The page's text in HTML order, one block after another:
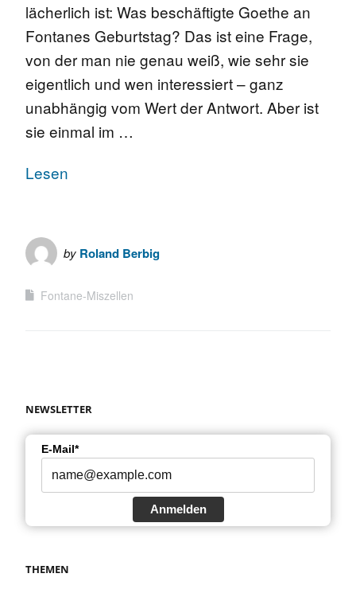
lächerlich ist: Was beschäftigte Goethe an
Fontanes Geburtstag? Das ist eine Frage,
von der man nie genau weiß, wie sehr sie
eigentlich und wen interessiert – ganz
unabhängig vom Wert der Antwort. Aber ist
sie einmal im …
Lesen
by Roland Berbig
Fontane-Miszellen
NEWSLETTER
E-Mail*
Anmelden
THEMEN